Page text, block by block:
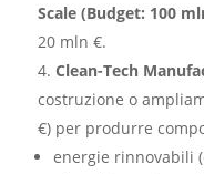
Scale (Budget: 100
20 mln €.
Clean-Tech
costruzione o
€) per produrre
energie rinnovabili